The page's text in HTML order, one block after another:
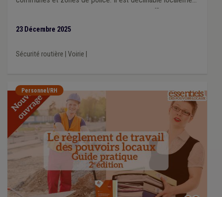
23 Décembre 2025
Sécurité routière Voirie
Personnel/RH